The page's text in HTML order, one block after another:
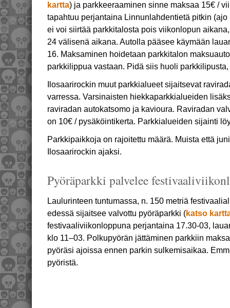
kartta) ja parkkeeraaminen sinne maksaa 15€ /
tapahtuu perjantaina Linnunlahdentietä pitkin
ei voi siirtää parkkitalosta pois viikonlopun
24 välisenä aikana. Autolla pääsee käymään
16. Maksaminen hoidetaan parkkitalon
parkkilippua vastaan. Pidä siis huoli
Ilosaarirockin muut parkkialueet sijaitsevat
varressa. Varsinaisten hiekkaparkkialueiden
raviradan autokatsomo ja kavioura. Raviradan
on 10€ / pysäköintikerta. Parkkialueiden sijainti
Parkkipaikkoja on rajoitettu määrä. Muista että
Ilosaarirockin ajaksi.
Pyöräparkki palvelee
Laulurinteen tuntumassa, n. 150 metriä
edessä sijaitsee valvottu pyöräparkki (katso
festivaaliviikonloppuna perjantaina 17.30-03,
klo 11–03. Polkupyörän jättäminen parkkiin
pyöräsi ajoissa ennen parkin sulkemisaikaa.
pyöristä.